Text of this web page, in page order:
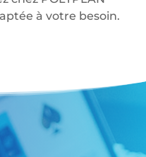
à votre besoin.